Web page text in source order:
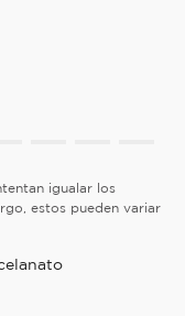
igualar los
estos pueden variar